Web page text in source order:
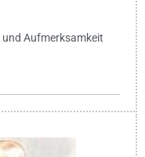
Aufmerksamkeit